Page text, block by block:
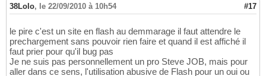
38Lolo, le 22/09/2010 à 10h54 #17
le pire c'est un site en flash au demmarage il faut attendre le
prechargement sans pouvoir rien faire et quand il est affiché il
faut prier pour qu'il bug pas
Je ne suis pas personnellement un pro Steve JOB, mais pour
aller dans ce sens, l'utilisation abusive de Flash pour un oui ou